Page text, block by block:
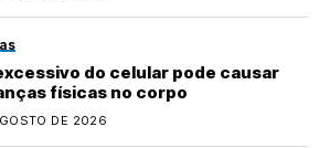
do celular pode causar
físicas no corpo
DE 2026